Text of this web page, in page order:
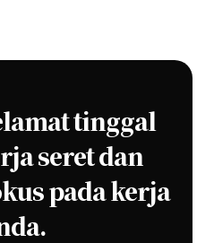
tinggal
seret dan
pada kerja